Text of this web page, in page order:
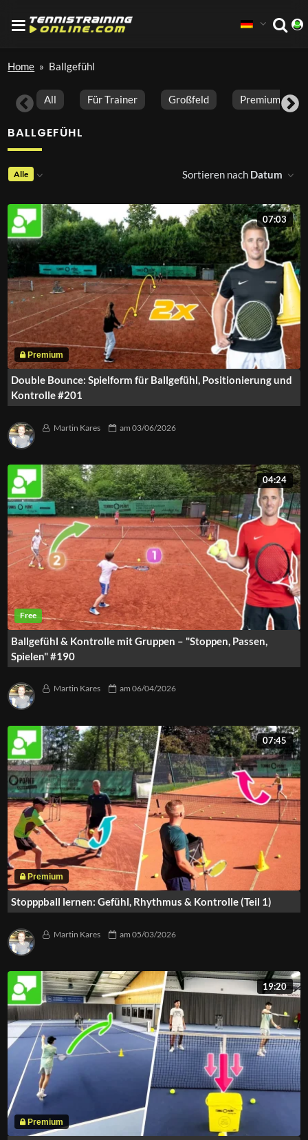
Home » Ballgefühl
All Für Trainer Großfeld Premium
BALLGEFÜHL
Alle Sortieren nach Datum
07:03
Double Bounce: Spielform für Ballgefühl, Positionierung und
Kontrolle #201
Martin Kares am03/06/2026
04:24
Ballgefühl & Kontrolle mit Gruppen – "Stoppen, Passen,
Spielen" #190
Martin Kares am06/04/2026
07:45
Stopppball lernen: Gefühl, Rhythmus & Kontrolle (Teil 1)
Martin Kares am05/03/2026
19:20